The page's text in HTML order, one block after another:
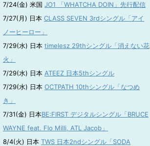
7/24(金) 米国 JO1 「WHATCHA DOIN」先行配信
7/27(月) 日本 CLASS SEVEN 3rdシングル「アイ
ノーヒーロー」
7/29(水) 日本 timelesz 29thシングル「消えない花
火」
7/29(水) 日本 ATEEZ 日本5thシングル
7/29(水) 日本 OCTPATH 10thシングル「なつめ
き」
7/31(金) 日本BE:FIRST デジタルシングル「BRUCE
WAYNE feat. Flo Milli, ATL Jacob」
8/4(火) 日本 TWS 日本2ndシングル「SODA